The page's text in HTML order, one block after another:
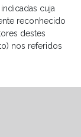
cuja
reconhecido
destes
nos referidos